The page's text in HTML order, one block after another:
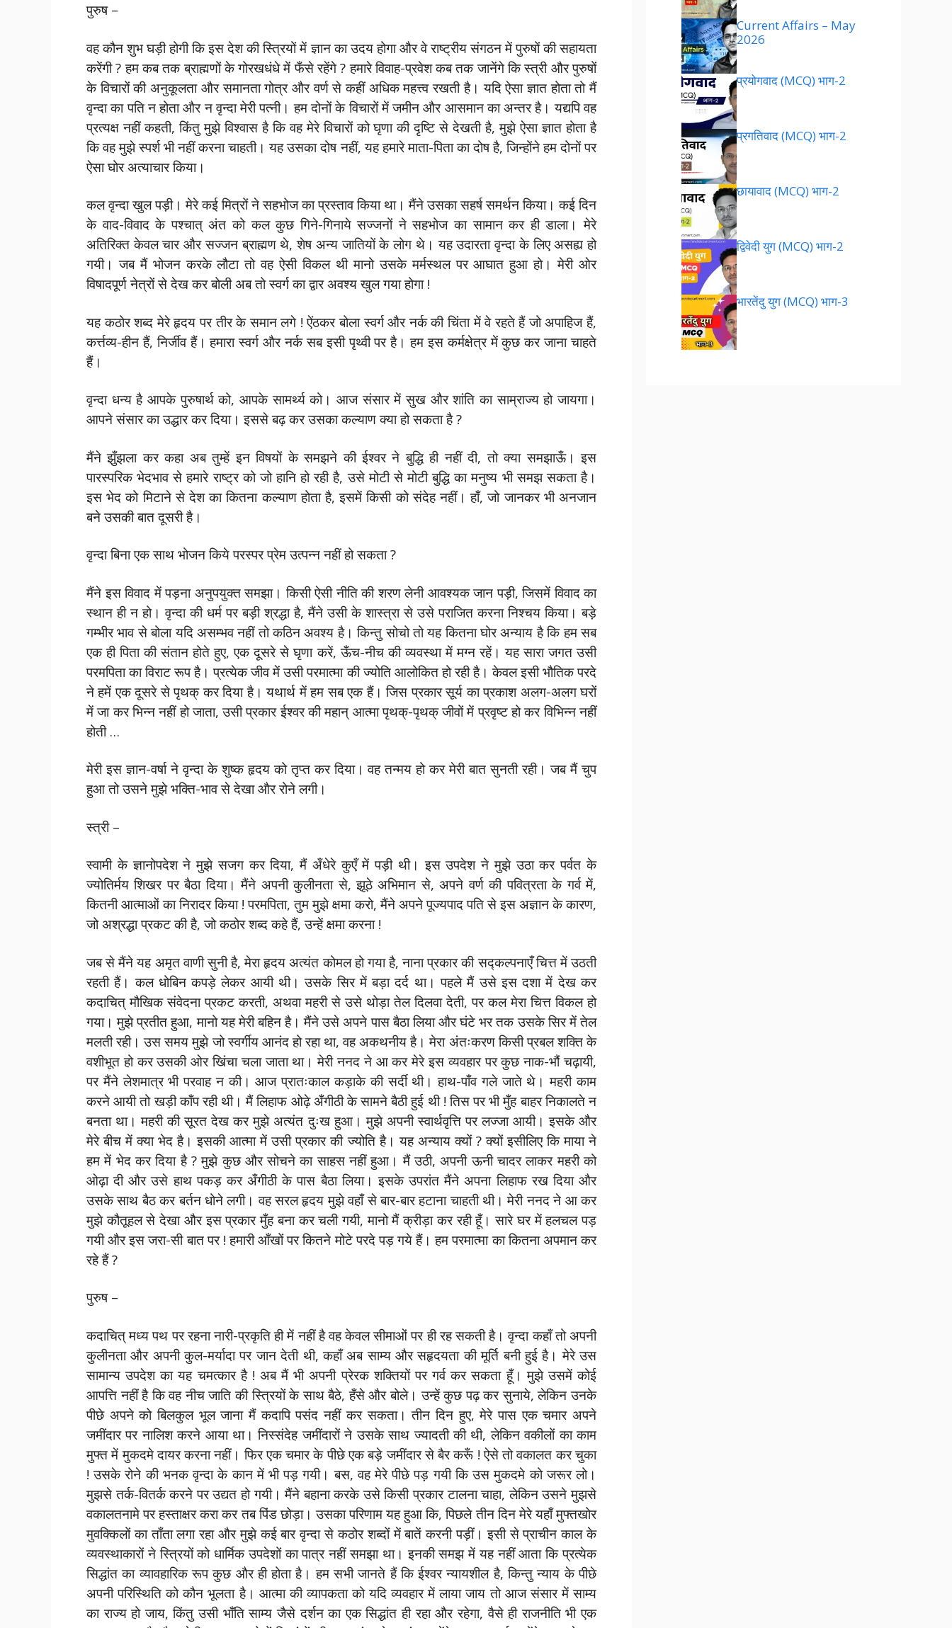
पुरुष –
वह कौन शुभ घड़ी होगी कि इस देश की स्त्रियों में ज्ञान का उदय होगा और वे राष्ट्रीय संगठन में पुरुषों की सहायता
करेंगी ? हम कब तक ब्राह्मणों के गोरखधंधे में फँसे रहेंगे ? हमारे विवाह-प्रवेश कब तक जानेंगे कि स्त्री और पुरुषों
के विचारों की अनुकूलता और समानता गोत्र और वर्ण से कहीं अधिक महत्त्व रखती है। यदि ऐसा ज्ञात होता तो मैं
वृन्दा का पति न होता और न वृन्दा मेरी पत्नी। हम दोनों के विचारों में जमीन और आसमान का अन्तर है। यद्यपि वह
प्रत्यक्ष नहीं कहती, किंतु मुझे विश्वास है कि वह मेरे विचारों को घृणा की दृष्टि से देखती है, मुझे ऐसा ज्ञात होता है
कि वह मुझे स्पर्श भी नहीं करना चाहती। यह उसका दोष नहीं, यह हमारे माता-पिता का दोष है, जिन्होंने हम दोनों पर
ऐसा घोर अत्याचार किया।
कल वृन्दा खुल पड़ी। मेरे कई मित्रों ने सहभोज का प्रस्ताव किया था। मैंने उसका सहर्ष समर्थन किया। कई दिन
के वाद-विवाद के पश्चात् अंत को कल कुछ गिने-गिनाये सज्जनों ने सहभोज का सामान कर ही डाला। मेरे
अतिरिक्त केवल चार और सज्जन ब्राह्मण थे, शेष अन्य जातियों के लोग थे। यह उदारता वृन्दा के लिए असह्य हो
गयी। जब मैं भोजन करके लौटा तो वह ऐसी विकल थी मानो उसके मर्मस्थल पर आघात हुआ हो। मेरी ओर
विषादपूर्ण नेत्रों से देख कर बोली अब तो स्वर्ग का द्वार अवश्य खुल गया होगा !
यह कठोर शब्द मेरे हृदय पर तीर के समान लगे ! ऐंठकर बोला स्वर्ग और नर्क की चिंता में वे रहते हैं जो अपाहिज हैं,
कर्त्तव्य-हीन हैं, निर्जीव हैं। हमारा स्वर्ग और नर्क सब इसी पृथ्वी पर है। हम इस कर्मक्षेत्र में कुछ कर जाना चाहते
हैं।
वृन्दा धन्य है आपके पुरुषार्थ को, आपके सामर्थ्य को। आज संसार में सुख और शांति का साम्राज्य हो जायगा।
आपने संसार का उद्धार कर दिया। इससे बढ़ कर उसका कल्याण क्या हो सकता है ?
मैंने झुँझला कर कहा अब तुम्हें इन विषयों के समझने की ईश्वर ने बुद्धि ही नहीं दी, तो क्या समझाऊँ। इस
पारस्परिक भेदभाव से हमारे राष्ट्र को जो हानि हो रही है, उसे मोटी से मोटी बुद्धि का मनुष्य भी समझ सकता है।
इस भेद को मिटाने से देश का कितना कल्याण होता है, इसमें किसी को संदेह नहीं। हाँ, जो जानकर भी अनजान
बने उसकी बात दूसरी है।
वृन्दा बिना एक साथ भोजन किये परस्पर प्रेम उत्पन्न नहीं हो सकता ?
मैंने इस विवाद में पड़ना अनुपयुक्त समझा। किसी ऐसी नीति की शरण लेनी आवश्यक जान पड़ी, जिसमें विवाद का
स्थान ही न हो। वृन्दा की धर्म पर बड़ी श्रद्धा है, मैंने उसी के शास्त्रा से उसे पराजित करना निश्चय किया। बड़े
गम्भीर भाव से बोला यदि असम्भव नहीं तो कठिन अवश्य है। किन्तु सोचो तो यह कितना घोर अन्याय है कि हम सब
एक ही पिता की संतान होते हुए, एक दूसरे से घृणा करें, ऊँच-नीच की व्यवस्था में मग्न रहें। यह सारा जगत उसी
परमपिता का विराट रूप है। प्रत्येक जीव में उसी परमात्मा की ज्योति आलोकित हो रही है। केवल इसी भौतिक परदे
ने हमें एक दूसरे से पृथक् कर दिया है। यथार्थ में हम सब एक हैं। जिस प्रकार सूर्य का प्रकाश अलग-अलग घरों
में जा कर भिन्न नहीं हो जाता, उसी प्रकार ईश्वर की महान् आत्मा पृथक्-पृथक् जीवों में प्रवृष्ट हो कर विभिन्न नहीं
होती …
मेरी इस ज्ञान-वर्षा ने वृन्दा के शुष्क हृदय को तृप्त कर दिया। वह तन्मय हो कर मेरी बात सुनती रही। जब मैं चुप
हुआ तो उसने मुझे भक्ति-भाव से देखा और रोने लगी।
स्त्री –
स्वामी के ज्ञानोपदेश ने मुझे सजग कर दिया, मैं अँधेरे कुएँ में पड़ी थी। इस उपदेश ने मुझे उठा कर पर्वत के
ज्योतिर्मय शिखर पर बैठा दिया। मैंने अपनी कुलीनता से, झूठे अभिमान से, अपने वर्ण की पवित्रता के गर्व में,
कितनी आत्माओं का निरादर किया ! परमपिता, तुम मुझे क्षमा करो, मैंने अपने पूज्यपाद पति से इस अज्ञान के कारण,
जो अश्रद्धा प्रकट की है, जो कठोर शब्द कहे हैं, उन्हें क्षमा करना !
जब से मैंने यह अमृत वाणी सुनी है, मेरा हृदय अत्यंत कोमल हो गया है, नाना प्रकार की सद्कल्पनाएँ चित्त में उठती
रहती हैं। कल धोबिन कपड़े लेकर आयी थी। उसके सिर में बड़ा दर्द था। पहले मैं उसे इस दशा में देख कर
कदाचित् मौखिक संवेदना प्रकट करती, अथवा महरी से उसे थोड़ा तेल दिलवा देती, पर कल मेरा चित्त विकल हो
गया। मुझे प्रतीत हुआ, मानो यह मेरी बहिन है। मैंने उसे अपने पास बैठा लिया और घंटे भर तक उसके सिर में तेल
मलती रही। उस समय मुझे जो स्वर्गीय आनंद हो रहा था, वह अकथनीय है। मेरा अंतःकरण किसी प्रबल शक्ति के
वशीभूत हो कर उसकी ओर खिंचा चला जाता था। मेरी ननद ने आ कर मेरे इस व्यवहार पर कुछ नाक-भौं चढ़ायी,
पर मैंने लेशमात्र भी परवाह न की। आज प्रातःकाल कड़ाके की सर्दी थी। हाथ-पाँव गले जाते थे। महरी काम
करने आयी तो खड़ी काँप रही थी। मैं लिहाफ ओढ़े अँगीठी के सामने बैठी हुई थी ! तिस पर भी मुँह बाहर निकालते न
बनता था। महरी की सूरत देख कर मुझे अत्यंत दुःख हुआ। मुझे अपनी स्वार्थवृत्ति पर लज्जा आयी। इसके और
मेरे बीच में क्या भेद है। इसकी आत्मा में उसी प्रकार की ज्योति है। यह अन्याय क्यों ? क्यों इसीलिए कि माया ने
हम में भेद कर दिया है ? मुझे कुछ और सोचने का साहस नहीं हुआ। मैं उठी, अपनी ऊनी चादर लाकर महरी को
ओढ़ा दी और उसे हाथ पकड़ कर अँगीठी के पास बैठा लिया। इसके उपरांत मैंने अपना लिहाफ रख दिया और
उसके साथ बैठ कर बर्तन धोने लगी। वह सरल हृदय मुझे वहाँ से बार-बार हटाना चाहती थी। मेरी ननद ने आ कर
मुझे कौतूहल से देखा और इस प्रकार मुँह बना कर चली गयी, मानो मैं क्रीड़ा कर रही हूँ। सारे घर में हलचल पड़
गयी और इस जरा-सी बात पर ! हमारी आँखों पर कितने मोटे परदे पड़ गये हैं। हम परमात्मा का कितना अपमान कर
रहे हैं ?
पुरुष –
कदाचित् मध्य पथ पर रहना नारी-प्रकृति ही में नहीं है वह केवल सीमाओं पर ही रह सकती है। वृन्दा कहाँ तो अपनी
कुलीनता और अपनी कुल-मर्यादा पर जान देती थी, कहाँ अब साम्य और सहृदयता की मूर्ति बनी हुई है। मेरे उस
सामान्य उपदेश का यह चमत्कार है ! अब मैं भी अपनी प्रेरक शक्तियों पर गर्व कर सकता हूँ। मुझे उसमें कोई
आपत्ति नहीं है कि वह नीच जाति की स्त्रियों के साथ बैठे, हँसे और बोले। उन्हें कुछ पढ़ कर सुनाये, लेकिन उनके
पीछे अपने को बिलकुल भूल जाना मैं कदापि पसंद नहीं कर सकता। तीन दिन हुए, मेरे पास एक चमार अपने
जमींदार पर नालिश करने आया था। निस्संदेह जमींदारों ने उसके साथ ज्यादती की थी, लेकिन वकीलों का काम
मुफ्त में मुकदमे दायर करना नहीं। फिर एक चमार के पीछे एक बड़े जमींदार से बैर करूँ ! ऐसे तो वकालत कर चुका
! उसके रोने की भनक वृन्दा के कान में भी पड़ गयी। बस, वह मेरे पीछे पड़ गयी कि उस मुकदमे को जरूर लो।
मुझसे तर्क-वितर्क करने पर उद्यत हो गयी। मैंने बहाना करके उसे किसी प्रकार टालना चाहा, लेकिन उसने मुझसे
वकालतनामे पर हस्ताक्षर करा कर तब पिंड छोड़ा। उसका परिणाम यह हुआ कि, पिछले तीन दिन मेरे यहाँ मुफ्तखोर
मुवक्किलों का ताँता लगा रहा और मुझे कई बार वृन्दा से कठोर शब्दों में बातें करनी पड़ीं। इसी से प्राचीन काल के
व्यवस्थाकारों ने स्त्रियों को धार्मिक उपदेशों का पात्र नहीं समझा था। इनकी समझ में यह नहीं आता कि प्रत्येक
सिद्धांत का व्यावहारिक रूप कुछ और ही होता है। हम सभी जानते हैं कि ईश्वर न्यायशील है, किन्तु न्याय के पीछे
अपनी परिस्थिति को कौन भूलता है। आत्मा की व्यापकता को यदि व्यवहार में लाया जाय तो आज संसार में साम्य
का राज्य हो जाय, किंतु उसी भाँति साम्य जैसे दर्शन का एक सिद्धांत ही रहा और रहेगा, वैसे ही राजनीति भी एक
Current Affairs – May
2026
प्रयोगवाद (MCQ) भाग-2
प्रगतिवाद (MCQ) भाग-2
छायावाद (MCQ) भाग-2
द्विवेदी युग (MCQ) भाग-2
भारतेंदु युग (MCQ) भाग-3